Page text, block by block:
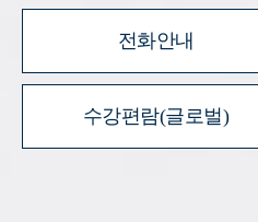
전화안내
수강편람(글로벌)